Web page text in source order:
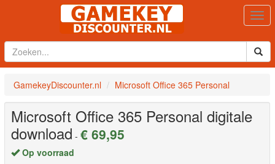
GamekeyDiscounter.nl Microsoft Office 365 Personal
Microsoft Office 365 Personal digitale
download - € 69,95
Op voorraad